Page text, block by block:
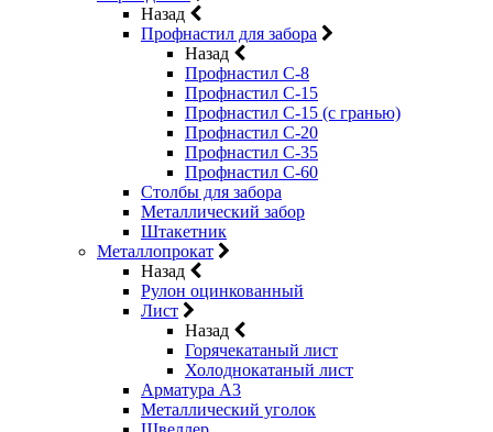
Назад
Профнастил для забора
Назад
Профнастил С-8
Профнастил С-15
Профнастил С-15 (с гранью)
Профнастил С-20
Профнастил С-35
Профнастил С-60
Столбы для забора
Металлический забор
Штакетник
Металлопрокат
Назад
Рулон оцинкованный
Лист
Назад
Горячекатаный лист
Холоднокатаный лист
Арматура А3
Металлический уголок